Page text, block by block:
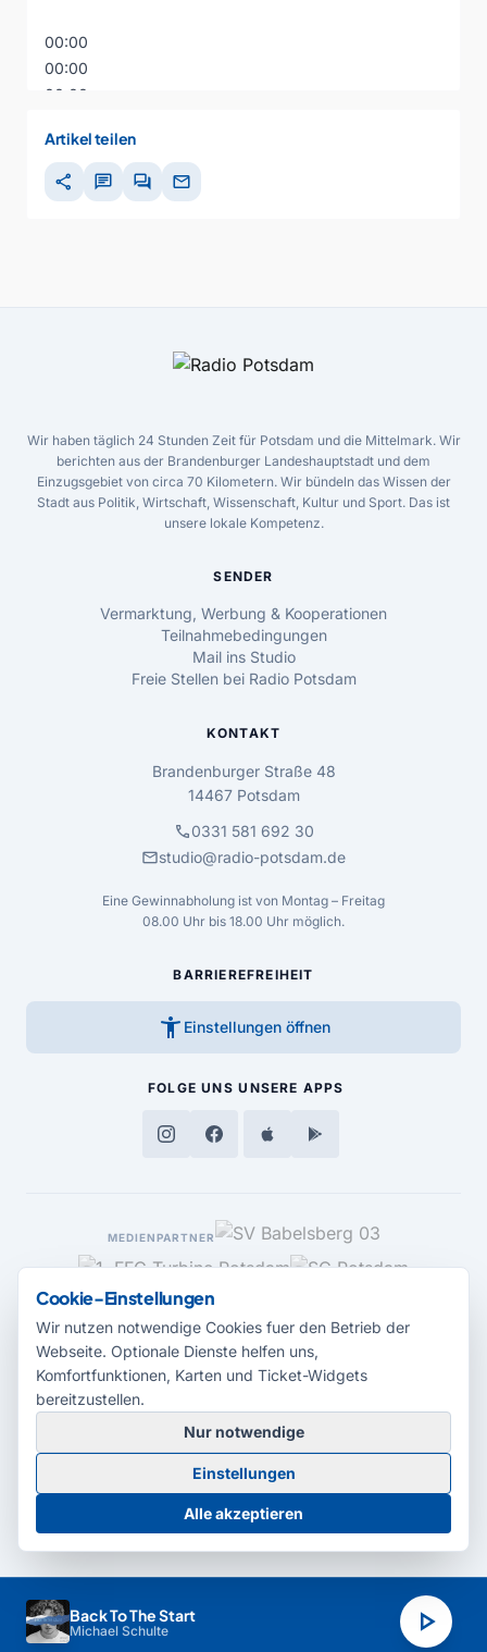
00:00
00:00
00:00
Artikel teilen
share chat forum mail
Back To The Start
Michael Schulte play_arrow
Wir haben täglich 24 Stunden Zeit für Potsdam und die Mittelmark. Wir
berichten aus der Brandenburger Landeshauptstadt und dem
Einzugsgebiet von circa 70 Kilometern. Wir bündeln das Wissen der
Stadt aus Politik, Wirtschaft, Wissenschaft, Kultur und Sport. Das ist
unsere lokale Kompetenz.
SENDER
Vermarktung, Werbung & Kooperationen
Teilnahmebedingungen
Mail ins Studio
Freie Stellen bei Radio Potsdam
KONTAKT
Brandenburger Straße 48
14467 Potsdam
call0331 581 692 30
mailstudio@radio-potsdam.de
Eine Gewinnabholung ist von Montag – Freitag
08.00 Uhr bis 18.00 Uhr möglich.
BARRIEREFREIHEIT
accessibility_new Einstellungen öffnen
FOLGE UNS UNSERE APPS
MEDIENPARTNER
© 2026 Radio Potsdam. Webseite entwickelt durch dieMedienagentur
Babelsberg
BarrierefreiheitserklärungAGBDatenschutzImpressum
Cookie-Einstellungen
Cookie-Einstellungen
Wir nutzen notwendige Cookies fuer den Betrieb der
Webseite. Optionale Dienste helfen uns,
Komfortfunktionen, Karten und Ticket-Widgets
bereitzustellen.
Nur notwendige
Einstellungen
Alle akzeptieren